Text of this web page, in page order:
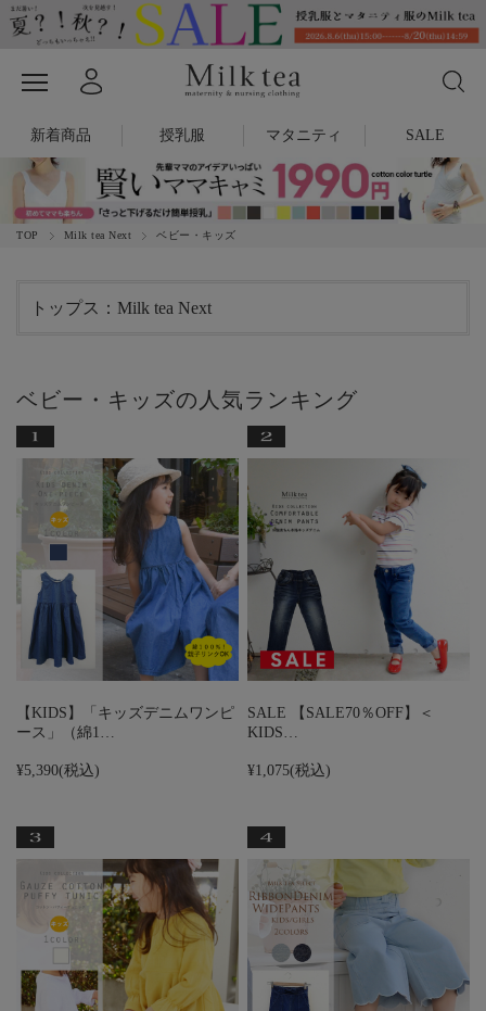
新着商品 授乳服 マタニティ SALE
TOP Milk tea Next ベビー・キッズ
トップス：Milk tea Next
ベビー・キッズの人気ランキング
【KIDS】「キッズデニムワンピ
ース」（綿1…
¥5,390(税込)
SALE 【SALE70％OFF】＜
KIDS…
¥1,075(税込)